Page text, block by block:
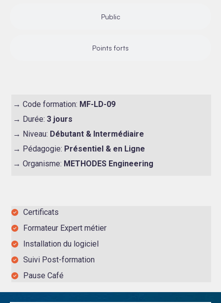
→ Code formation: MF-LD-09
→ Durée: 3 jours
→ Niveau: Débutant & Intermédiaire
→ Pédagogie: Présentiel & en Ligne
→ Organisme: METHODES Engineering
Certificats
Formateur Expert métier
Installation du logiciel
Suivi Post-formation
Pause Café
Public
Points forts